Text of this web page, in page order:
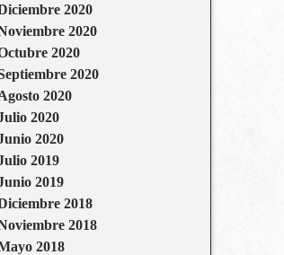
2020
2020
2020
2020
2020
2020
2020
2019
2019
2018
2018
2018